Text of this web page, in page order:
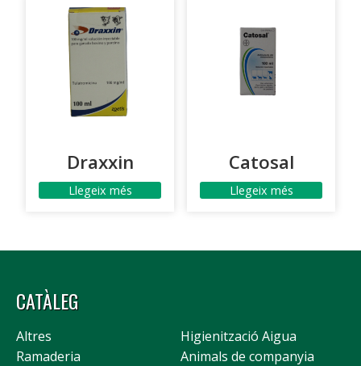
Draxxin
Llegeix més
Catosal
Llegeix més
CATÀLEG
Altres
Higienització Aigua
Ramaderia
Animals de companyia